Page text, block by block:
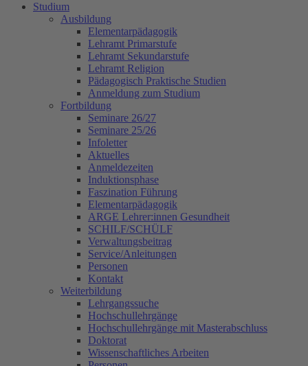
Studium
Ausbildung
Elementarpädagogik
Lehramt Primarstufe
Lehramt Sekundarstufe
Lehramt Religion
Pädagogisch Praktische Studien
Anmeldung zum Studium
Fortbildung
Seminare 26/27
Seminare 25/26
Infoletter
Aktuelles
Anmeldezeiten
Induktionsphase
Faszination Führung
Elementarpädagogik
ARGE Lehrer:innen Gesundheit
SCHILF/SCHÜLF
Verwaltungsbeitrag
Service/Anleitungen
Personen
Kontakt
Weiterbildung
Lehrgangssuche
Hochschullehrgänge
Hochschullehrgänge mit Masterabschluss
Doktorat
Wissenschaftliches Arbeiten